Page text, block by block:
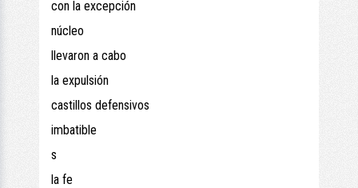
con la excepción
núcleo
llevaron a cabo
la expulsión
castillos defensivos
imbatible
s
la fe